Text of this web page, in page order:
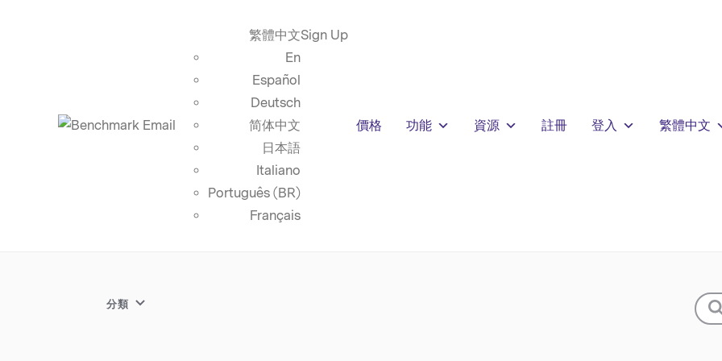
繁體中文
En
Español
Deutsch
简体中文
日本語
Italiano
Português (BR)
Français
Sign Up
價格 功能 資源 註冊 登入 繁體中文
分類